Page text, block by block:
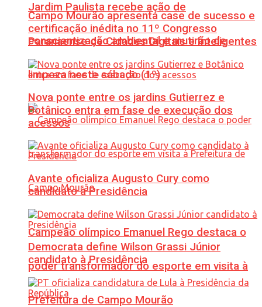
Jardim Paulista recebe ação de
conscientização ambiental e mutirão de
limpeza neste sábado (1º)
Campeão olímpico Emanuel Rego destaca o
poder transformador do esporte em visita à
Prefeitura de Campo Mourão
Campo Mourão apresenta case de sucesso e
certificação inédita no 11º Congresso
Paranaense de Cidades Digitais e Inteligentes
Nova ponte entre os jardins Gutierrez e
Botânico entra em fase de execução dos
acessos
Avante oficializa Augusto Cury como
candidato à Presidência
Democrata define Wilson Grassi Júnior
candidato à Presidência